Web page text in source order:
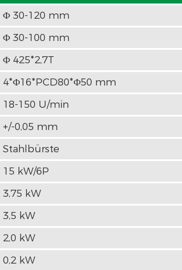
Φ 30-120 mm
Φ 30-100 mm
Φ 425*2,7T
4*Φ16*PCD80*Φ50 mm
18-150 U/min
+/-0,05 mm
Stahlbürste
15 kW/6P
3,75 kW
3,5 kW
2,0 kW
0,2 kW